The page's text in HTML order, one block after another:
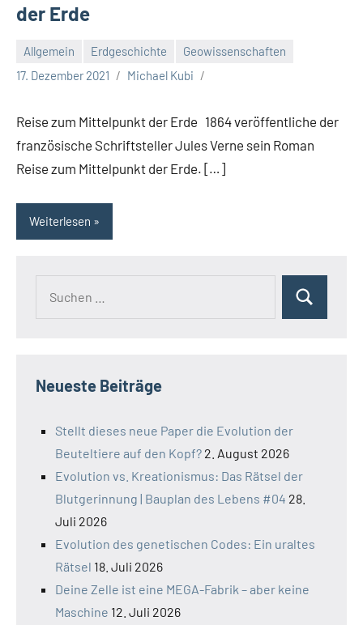
der Erde
Allgemein Erdgeschichte
Geowissenschaften
17. Dezember 2021
Michael Kubi
Reise zum Mittelpunkt der Erde 1864 veröffentliche der
französische Schriftsteller Jules Verne sein Roman
Reise zum Mittelpunkt der Erde. […]
Weiterlesen
Suchen
Neueste Beiträge
Stellt dieses neue Paper die Evolution der
Beuteltiere auf den Kopf? 2. August 2026
Evolution vs. Kreationismus: Das Rätsel der
Blutgerinnung | Bauplan des Lebens #04 28.
Juli 2026
Evolution des genetischen Codes: Ein uraltes
Rätsel 18. Juli 2026
Deine Zelle ist eine MEGA-Fabrik – aber keine
Maschine 12. Juli 2026